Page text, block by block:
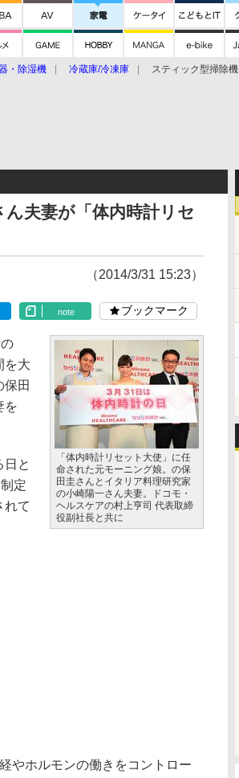
・除湿機 冷蔵庫/冷凍庫 スティック型掃除機
夫妻が「体内時計リセ
（2014/3/31 15:23）
note ブックマーク
「体内時計リセット大使」に任
命された元モーニング娘。の保
田圭さんとイタリア料理研究家
の小崎陽一さん夫妻。ドコモ・
ヘルスケアの村上亨司 代表取締
役副社長と共に
を大
保田
を
と
定
れて
やホルモンの働きをコントロー